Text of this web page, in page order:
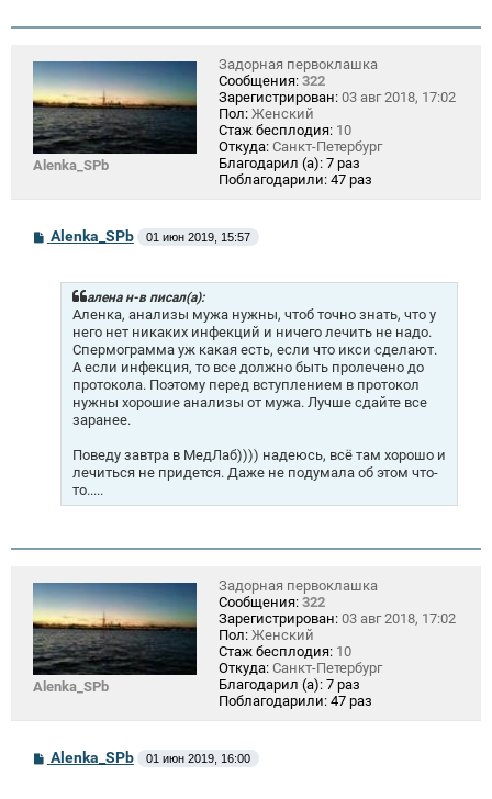
Alenka_SPb
Задорная первоклашка
Сообщения: 322
Зарегистрирован: 03 авг 2018, 17:02
Пол: Женский
Стаж бесплодия: 10
Откуда: Санкт-Петербург
Благодарил (а): 7 раз
Поблагодарили: 47 раз
С
о
Alenka_SPb 01 июн 2019, 15:57
алена н-в писал(а):
Аленка, анализы мужа нужны, чтоб точно знать, что у
него нет никаких инфекций и ничего лечить не надо.
Спермограмма уж какая есть, если что икси сделают.
А если инфекция, то все должно быть пролечено до
протокола. Поэтому перед вступлением в протокол
нужны хорошие анализы от мужа. Лучше сдайте все
заранее.
Поведу завтра в МедЛаб)))) надеюсь, всё там хорошо и
лечиться не придется. Даже не подумала об этом что-
то.....
Alenka_SPb
Задорная первоклашка
Сообщения: 322
Зарегистрирован: 03 авг 2018, 17:02
Пол: Женский
Стаж бесплодия: 10
Откуда: Санкт-Петербург
Благодарил (а): 7 раз
Поблагодарили: 47 раз
С
Alenka_SPb 01 июн 2019, 16:00